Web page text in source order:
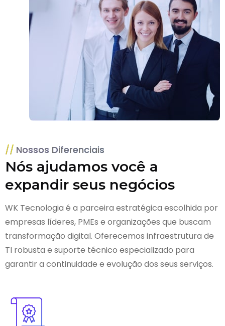
Nossos Diferenciais
Nós ajudamos você a
expandir seus negócios
WK Tecnologia é a parceira estratégica escolhida por
empresas líderes, PMEs e organizações que buscam
transformação digital. Oferecemos infraestrutura de
TI robusta e suporte técnico especializado para
garantir a continuidade e evolução dos seus serviços.